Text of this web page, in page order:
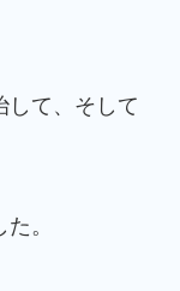
して、そして
。